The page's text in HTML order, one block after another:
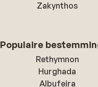
Zakynthos
Populaire
Rethymnon
Hurghada
Albufeira